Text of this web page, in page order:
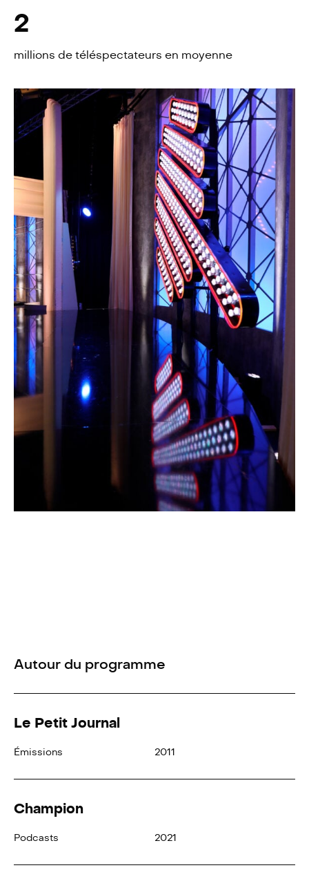
2
millions de téléspectateurs en moyenne
Autour du programme
Le Petit Journal
Émissions 2011
Champion
Podcasts 2021